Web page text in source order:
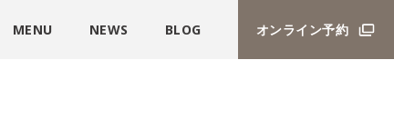
MENU NEWS BLOG オンライン予約